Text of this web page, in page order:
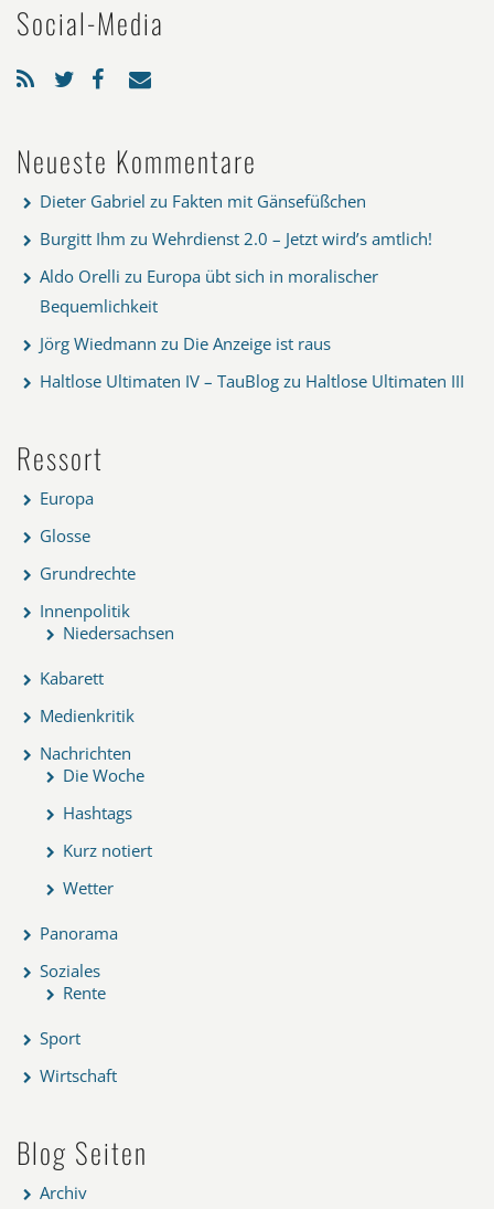
Social-Media
Neueste Kommentare
Dieter Gabriel zu Fakten mit Gänsefüßchen
Burgitt Ihm zu Wehrdienst 2.0 – Jetzt wird’s amtlich!
Aldo Orelli zu Europa übt sich in moralischer
Bequemlichkeit
Jörg Wiedmann zu Die Anzeige ist raus
Haltlose Ultimaten IV – TauBlog zu Haltlose Ultimaten III
Ressort
Europa
Glosse
Grundrechte
Innenpolitik
Niedersachsen
Kabarett
Medienkritik
Nachrichten
Die Woche
Hashtags
Kurz notiert
Wetter
Panorama
Soziales
Rente
Sport
Wirtschaft
Blog Seiten
Archiv